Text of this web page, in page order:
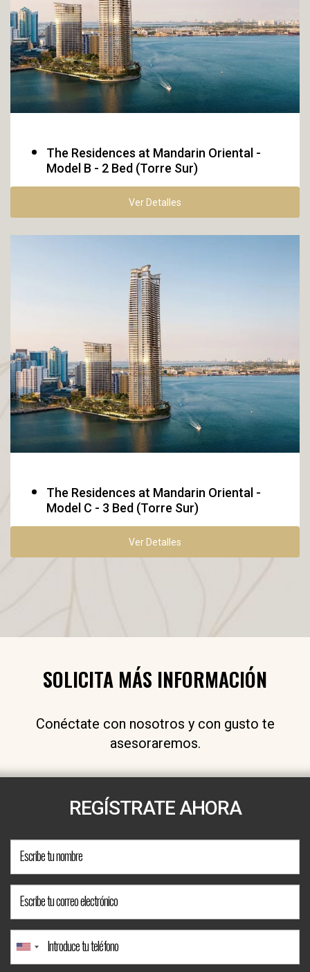
The Residences at Mandarin Oriental -
Model B - 2 Bed (Torre Sur)
Ver Detalles
The Residences at Mandarin Oriental -
Model C - 3 Bed (Torre Sur)
Ver Detalles
SOLICITA MÁS INFORMACIÓN
Conéctate con nosotros y con gusto te
asesoraremos.
REGÍSTRATE AHORA